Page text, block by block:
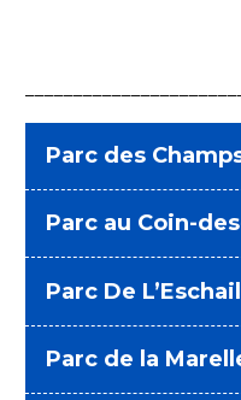
Parc des
Parc au Coin-
Parc De
Parc de la